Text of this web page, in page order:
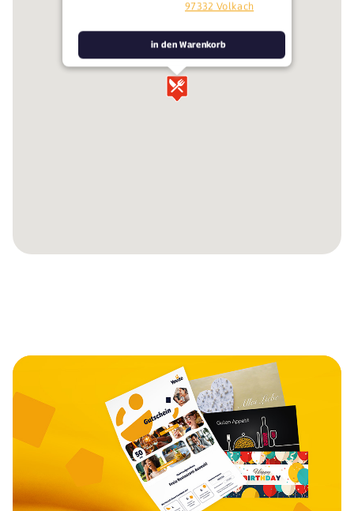
97332 Volkach
in den Warenkorb